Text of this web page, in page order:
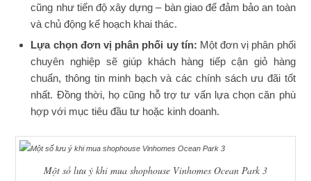
cũng như tiến độ xây dựng – bàn giao để đảm bảo an toàn
và chủ động kế hoạch khai thác.
Lựa chọn đơn vị phân phối uy tín: Một đơn vị phân phối
chuyên nghiệp sẽ giúp khách hàng tiếp cận giỏ hàng
chuẩn, thông tin minh bạch và các chính sách ưu đãi tốt
nhất. Đồng thời, họ cũng hỗ trợ tư vấn lựa chọn căn phù
hợp với mục tiêu đầu tư hoặc kinh doanh.
Một số lưu ý khi mua shophouse Vinhomes Ocean Park 3